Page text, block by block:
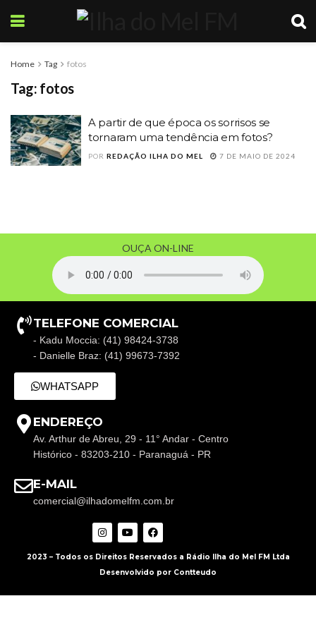
Home Tag fotos
Tag: fotos
A partir de que época os sorrisos se
tornaram uma tendência em fotos?
POR REDAÇÃO ILHA DO MEL 7 DE MAIO DE 2024
OUÇA ON-LINE
TELEFONE COMERCIAL
- Kadu Moccia: (41) 98424-3738
- Danielle Braz: (41) 99673-7392
WHATSAPP
ENDEREÇO
Av. Arthur de Abreu, 29 - 11° Andar - Centro
Histórico - 83203-210 - Paranaguá - PR
E-MAIL
comercial@ilhadomelfm.com.br
2023 – Todos os Direitos Reservados a Rádio Ilha do Mel FM Ltda
Desenvolvido por Contteudo